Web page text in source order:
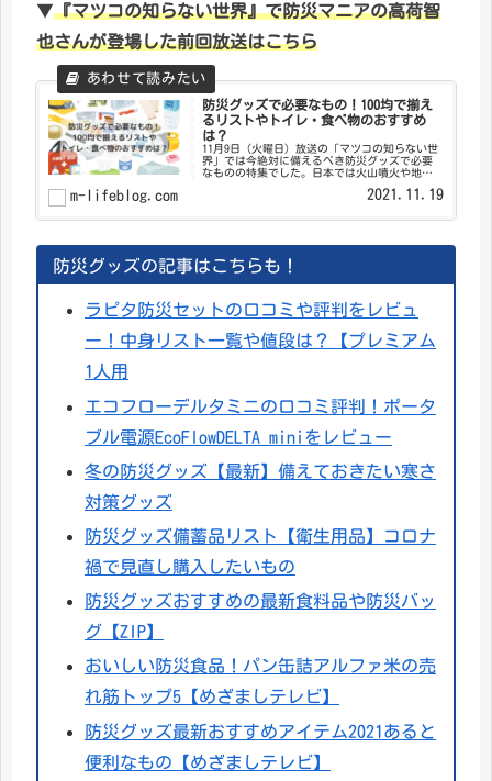
▼『マツコの知らない世界』で防災マニアの高荷智
也さんが登場した前回放送はこちら
防災グッズで必要なもの！100均で揃え
るリストやトイレ・食べ物のおすすめ
は？
11月9日（火曜日）放送の「マツコの知らない世
界」では今絶対に備えるべき防災グッズで必要
なものの特集でした。日本では火山噴火や地
が被災してもおかしくありません。 防災グッズ
m-lifeblog.com 2021.11.19
防災グッズの記事はこちらも！
ラピタ防災セットの口コミや評判をレビュ
ー！中身リスト一覧や値段は？【プレミアム
1人用
エコフローデルタミニの口コミ評判！ポータ
ブル電源EcoFlowDELTA miniをレビュー
冬の防災グッズ【最新】備えておきたい寒さ
対策グッズ
防災グッズ備蓄品リスト【衛生用品】コロナ
禍で見直し購入したいもの
防災グッズおすすめの最新食料品や防災バッ
グ【ZIP】
おいしい防災食品！パン缶詰アルファ米の売
れ筋トップ5【めざましテレビ】
防災グッズ最新おすすめアイテム2021あると
便利なもの【めざましテレビ】